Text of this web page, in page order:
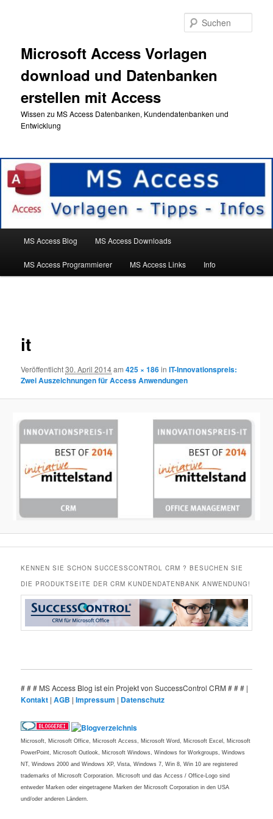
Microsoft Access Vorlagen
download und Datenbanken
erstellen mit Access
Wissen zu MS Access Datenbanken, Kundendatenbanken und
Entwicklung
MS Access Blog MS Access Downloads
MS Access Programmierer MS Access Links Info
it
Veröffentlicht30. April 2014am425 × 186inIT-Innovationspreis:
Zwei Auszeichnungen für Access Anwendungen
KENNEN SIE SCHON SUCCESSCONTROL CRM ? BESUCHEN SIE
DIE PRODUKTSEITE DER CRM KUNDENDATENBANK ANWENDUNG!
# # # MS Access Blog ist ein Projekt von SuccessControl CRM # # # |
Kontakt |AGB |Impressum | Datenschutz
Microsoft, Microsoft Office, Microsoft Access, Microsoft Word, Microsoft Excel, Microsoft
PowerPoint, Microsoft Outlook, Microsoft Windows, Windows for Workgroups, Windows
NT, Windows 2000 and Windows XP, Vista, Windows 7, Win 8, Win 10 are registered
trademarks of Microsoft Corporation. Microsoft und das Access / Office-Logo sind
entweder Marken oder eingetragene Marken der Microsoft Corporation in den USA
und/oder anderen Ländern.